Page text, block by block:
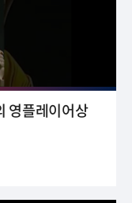
영플레이어상